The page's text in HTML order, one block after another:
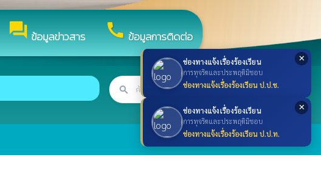
✕
ช่องทางแจ้งเรื่องร้องเรียน
การทุจริตและประพฤติมิชอบ
ช่องทางแจ้งเรื่องร้องเรียน ป.ป.ช.
✕
ช่องทางแจ้งเรื่องร้องเรียน
การทุจริตและประพฤติมิชอบ
ช่องทางแจ้งเรื่องร้องเรียน ป.ป.ท.
forumข้อมูลข่าวสาร callข้อมูลการติดต่อ
search searchค้นหา